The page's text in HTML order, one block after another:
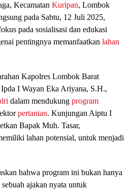
Kecamatan Kuripan, Lombok
pada Sabtu, 12 Juli 2025,
pada sosialisasi dan edukasi
pentingnya memanfaatkan lahan
Kapolres Lombok Barat
I Wayan Eka Ariyana, S.H.,
dalam mendukung program
pertanian. Kunjungan Aiptu I
Bapak Muh. Tasar,
lahan potensial, untuk menjadi
bahwa program ini bukan hanya
ajakan nyata untuk